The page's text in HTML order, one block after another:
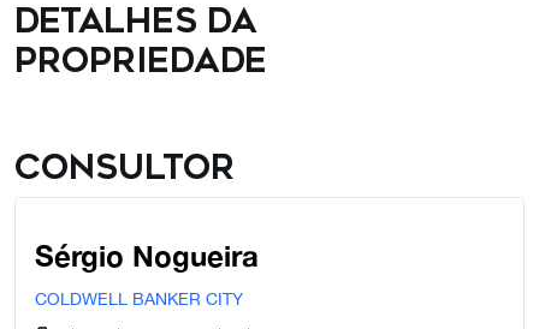
Detalhes da
propriedade
Consultor
Sérgio Nogueira
COLDWELL BANKER CITY